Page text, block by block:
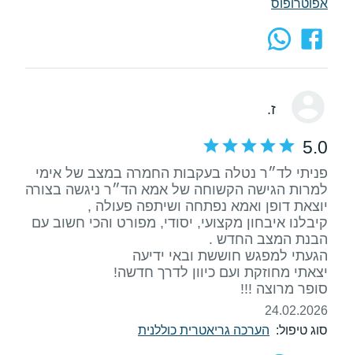
אפוטרופוס
ז.
5.0
למרות הגישה הקשוחה של אמא הד״ר ניגשה בצורה
קיבלנו איבחון מקצועי, יסודי, מפורט והכי חשוב עם
סופר מרוצה !!!
24.02.2026
סוג טיפול: הערכה גריאטרית כוללנית